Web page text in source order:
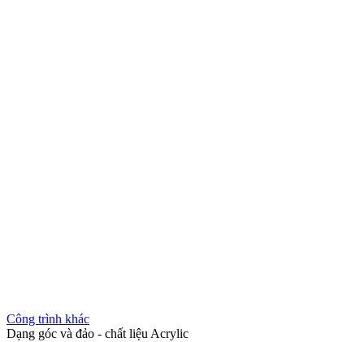
Công trình khác
Dạng góc và đảo - chất liệu Acrylic